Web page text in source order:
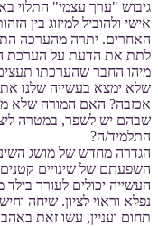
גיבוש "ערך עצמי" התלוי
אישי ולהוביל למיזוג בין
האחרים. יתרה מהערכה
לתת את הדעת על הערכת
מיהו החבר שהערכתו
שלא ימצא בעשייה שלנו את
אכזבה? האם המורה שלא
שבהם יש לשפר, במטרה
התלמיד/ה?
הגדרה מחדש של מושג
השפעתם של שינויים
העשייה יכולים לעורר בילד
נפלא וראוי לציון. שיחה
תחום ועניין, עשו זאת